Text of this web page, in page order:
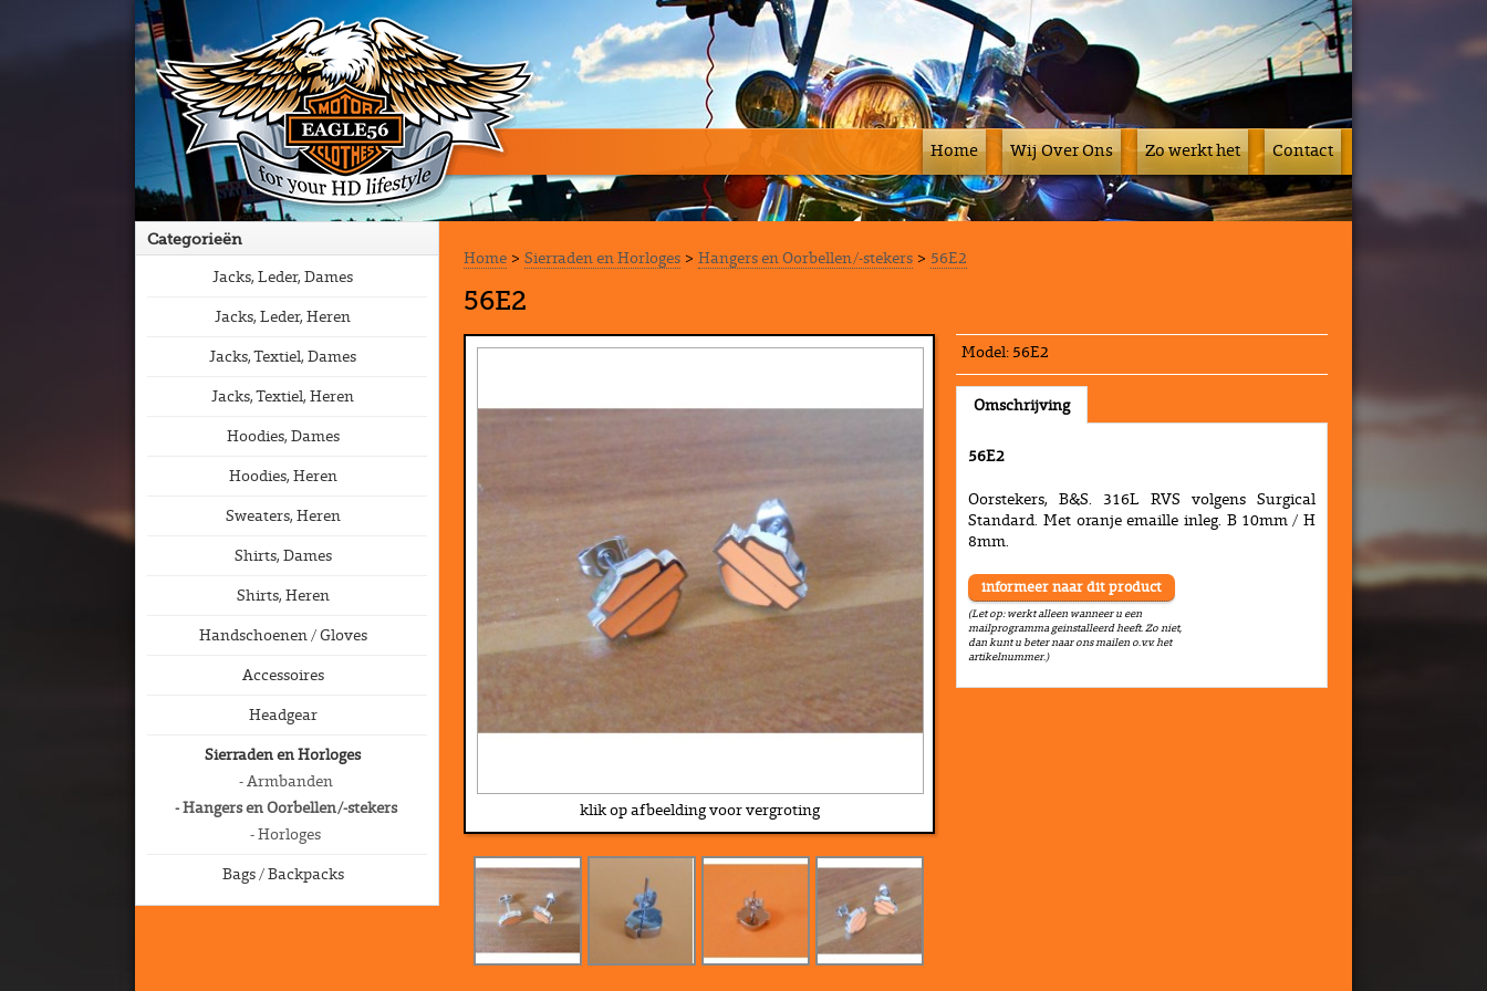
Home Wij Over Ons Zo werkt het Contact
Categorieën
Jacks, Leder, Dames
Jacks, Leder, Heren
Jacks, Textiel, Dames
Jacks, Textiel, Heren
Hoodies, Dames
Hoodies, Heren
Sweaters, Heren
Shirts, Dames
Shirts, Heren
Handschoenen / Gloves
Accessoires
Headgear
Sierraden en Horloges
- Armbanden
- Hangers en Oorbellen/-stekers
- Horloges
Bags / Backpacks
Home > Sierraden en Horloges > Hangers en Oorbellen/-stekers > 56E2
56E2
klik op afbeelding voor vergroting
Model: 56E2
Omschrijving
56E2
Oorstekers, B&S. 316L RVS volgens Surgical
Standard. Met oranje emaille inleg. B 10mm / H
8mm.
informeer naar dit product
(Let op: werkt alleen wanneer u een
mailprogramma geinstalleerd heeft. Zo niet,
dan kunt u beter naar ons mailen o.v.v. het
artikelnummer.)